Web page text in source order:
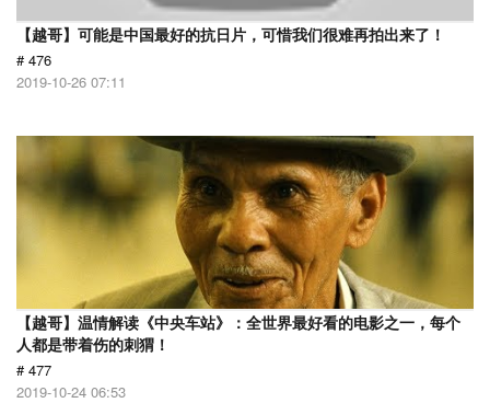
【越哥】可能是中国最好的抗日片，可惜我们很难再拍出来了！
# 476
2019-10-26 07:11
【越哥】温情解读《中央车站》：全世界最好看的电影之一，每个
人都是带着伤的刺猬！
# 477
2019-10-24 06:53